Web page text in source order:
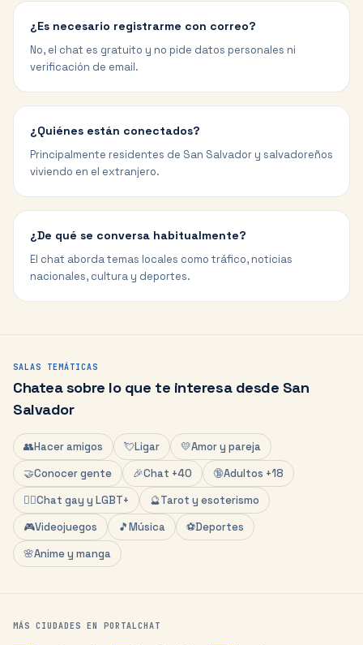
¿Es necesario registrarme con correo?
No, el chat es gratuito y no pide datos personales ni
verificación de email.
¿Quiénes están conectados?
Principalmente residentes de San Salvador y salvadoreños
viviendo en el extranjero.
¿De qué se conversa habitualmente?
El chat aborda temas locales como tráfico, noticias
nacionales, cultura y deportes.
SALAS TEMÁTICAS
Chatea sobre lo que te interesa desde San
Salvador
👥Hacer amigos 💘Ligar 💛Amor y pareja
🤝Conocer gente 🎉Chat +40 🔞Adultos +18
🏳️‍🌈Chat gay y LGBT+ 🔮Tarot y esoterismo
🎮Videojuegos 🎵Música ⚽Deportes
🌸Anime y manga
MÁS CIUDADES EN PORTALCHAT